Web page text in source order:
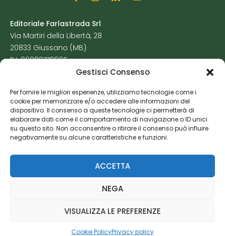
Gestisci Consenso
Per fornire le migliori esperienze, utilizziamo tecnologie come i
cookie per memorizzare e/o accedere alle informazioni del
dispositivo. Il consenso a queste tecnologie ci permetterà di
elaborare dati come il comportamento di navigazione o ID unici
su questo sito. Non acconsentire o ritirare il consenso può influire
negativamente su alcune caratteristiche e funzioni.
ACCETTA
NEGA
VISUALIZZA LE PREFERENZE
Cookie PolicyPrivacy policy
Editoriale Farlastrada Srl
Via Martiri della Libertà, 28
20833 Giussano (MB)
P.I. 06982770965
Cookie Policy
Risorse Aggiuntive